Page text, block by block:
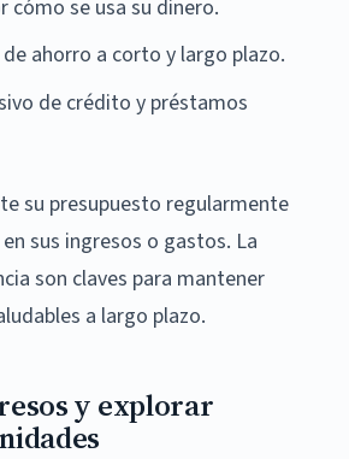
cómo se usa su dinero.
ahorro a corto y largo plazo.
de crédito y préstamos
su presupuesto regularmente
sus ingresos o gastos. La
son claves para mantener
a largo plazo.
y explorar